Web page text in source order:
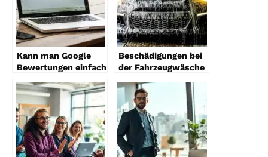
Kann man Google
Bewertungen einfach
Beschädigungen bei
der Fahrzeugwäsche